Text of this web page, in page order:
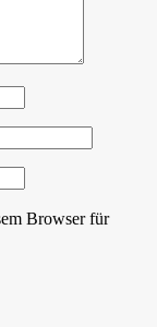
Browser für